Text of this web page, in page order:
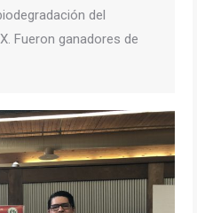
del
Fueron ganadores de